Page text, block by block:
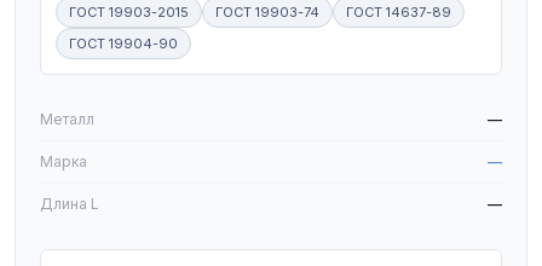
ГОСТ 19903-2015 ГОСТ 19903-74
ГОСТ 14637-89
ГОСТ 19904-90
Металл —
Марка —
Длина L —